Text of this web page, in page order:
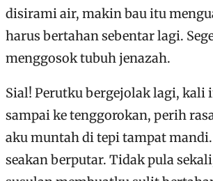
disirami air, makin bau itu
harus bertahan sebentar lagi.
menggosok tubuh jenazah.
Sial! Perutku bergejolak lagi, kali
sampai ke tenggorokan, perih
aku muntah di tepi tampat
seakan berputar. Tidak pula